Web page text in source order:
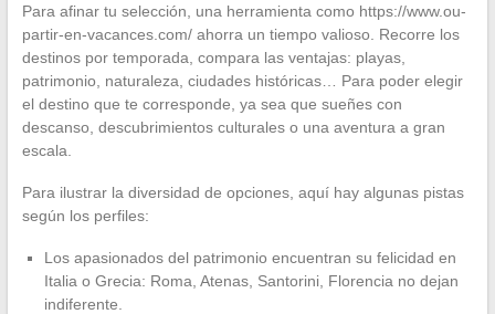
Para afinar tu selección, una herramienta como https://www.ou-
partir-en-vacances.com/ ahorra un tiempo valioso. Recorre los
destinos por temporada, compara las ventajas: playas,
patrimonio, naturaleza, ciudades históricas… Para poder elegir
el destino que te corresponde, ya sea que sueñes con
descanso, descubrimientos culturales o una aventura a gran
escala.
Para ilustrar la diversidad de opciones, aquí hay algunas pistas
según los perfiles:
Los apasionados del patrimonio encuentran su felicidad en
Italia o Grecia: Roma, Atenas, Santorini, Florencia no dejan
indiferente.